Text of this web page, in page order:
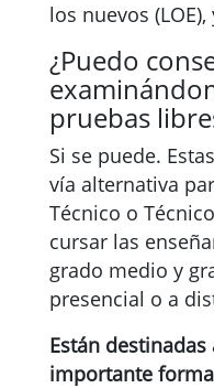
los nuevos
¿Puedo
pruebas
Si se puede.
vía alternativa
Técnico o
cursar las
grado medio y
presencial o a
Están
importante